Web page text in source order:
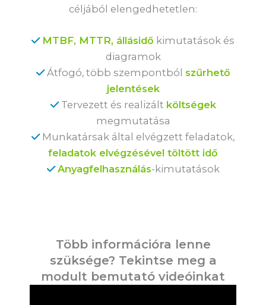
céljából elengedhetetlen:
MTBF, MTTR, állásidő kimutatások és
diagramok
Átfogó, több szempontból szűrhető
jelentések
Tervezett és realizált költségek
megmutatása
Munkatársak által elvégzett feladatok,
feladatok elvégzésével töltött idő
Anyagfelhasználás-kimutatások
Több információra lenne
szüksége? Tekintse meg a
modult bemutató videóinkat